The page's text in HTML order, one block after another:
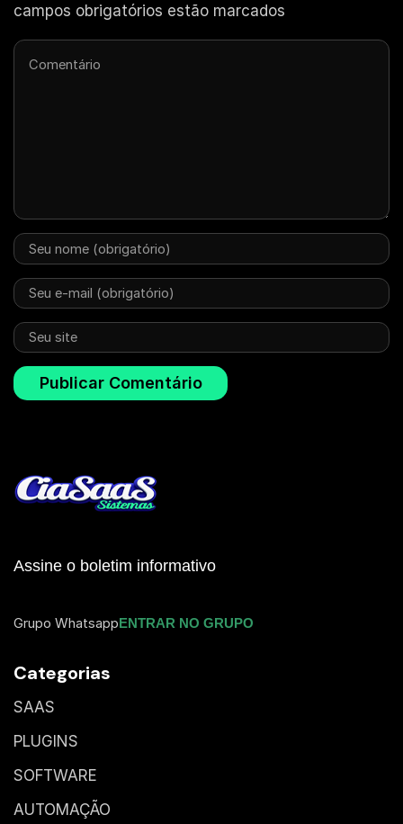
campos obrigatórios estão marcados
Assine o boletim informativo
Grupo Whatsapp ENTRAR NO GRUPO
Categorias
SAAS
PLUGINS
SOFTWARE
AUTOMAÇÃO